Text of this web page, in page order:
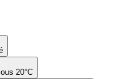
20°C